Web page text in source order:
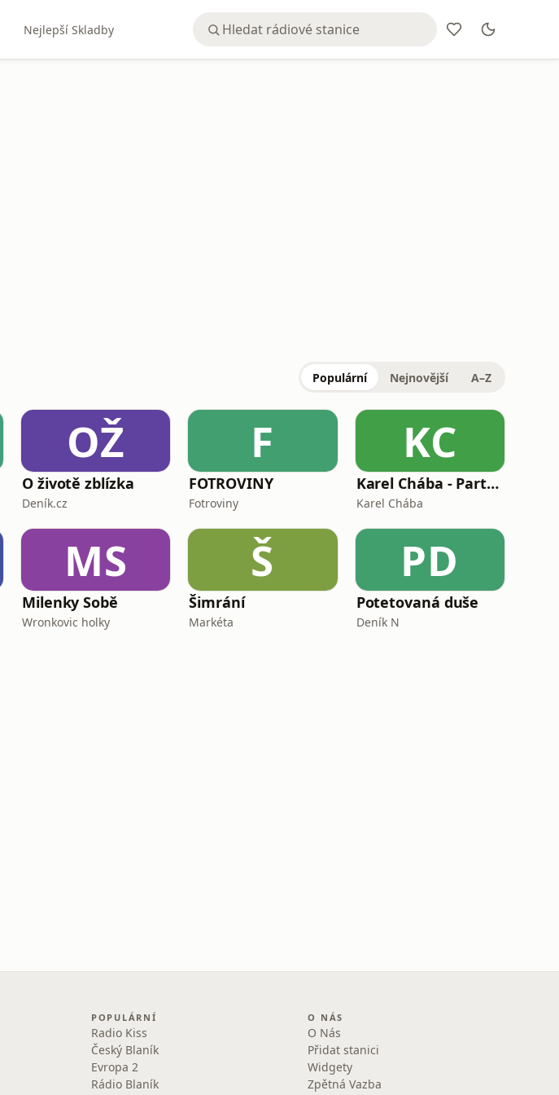
Nejlepší Skladby
Populární Nejnovější A–Z
OŽ
O životě zblízka
Deník.cz
F
FOTROVINY
Fotroviny
KC
Karel Chába - Partnerské vztahy
Karel Chába
MS
Milenky Sobě
Wronkovic holky
Š
Šimrání
Markéta
PD
Potetovaná duše
Deník N
POPULÁRNÍ
Radio Kiss
Český Blaník
Evropa 2
Rádio Blaník
O NÁS
O Nás
Přidat stanici
Widgety
Zpětná Vazba